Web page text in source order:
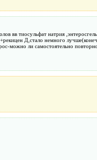
вв тиосульфат натрия
Д,стало немного
можно ли самостоятельно